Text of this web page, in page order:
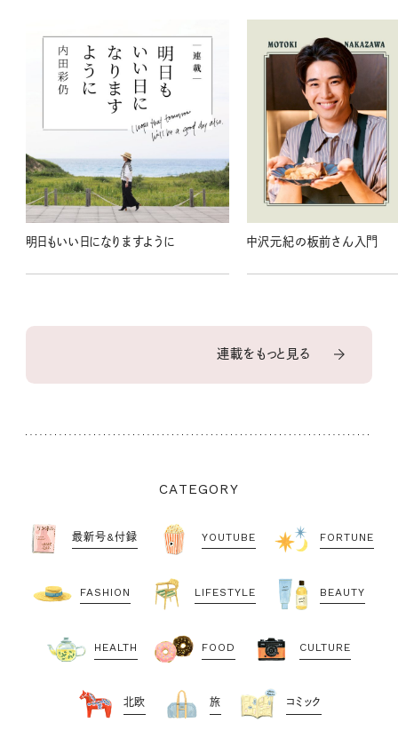
明日もいい日になりますように 中沢元紀の板前さん入門
連載をもっと見る
CATEGORY
最新号&付録 YOUTUBE FORTUNE
FASHION LIFESTYLE BEAUTY
HEALTH FOOD CULTURE
北欧 旅 コミック